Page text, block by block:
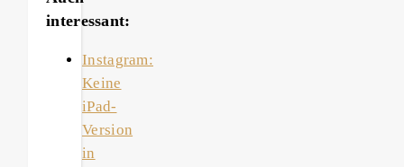
interessant:
Instagram:
Keine
iPad-
Version
in